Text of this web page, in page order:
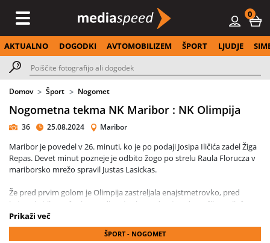
0
AKTUALNO DOGODKI AVTOMOBILIZEM ŠPORT LJUDJE
Domov Šport Nogomet
Nogometna tekma NK Maribor : NK Olimpija
36 25.08.2024 Maribor
Maribor je povedel v 26. minuti, ko je po podaji Josipa Iličića zadel Žiga
Repas. Devet minut pozneje je odbito žogo po strelu Raula Florucza v
mariborsko mrežo spravil Justas Lasickas.
Že pred prvim golom je Olimpija zastreljala enajstmetrovko, pred
katero je bilo srečanje zaradi metanja predmetov domačih navijačev
na zelenico prekinjeno za več kot 20 minut. Izkazal se je vratar Ažbe
Jug, ki je zaustavil strel Florucza.
Prikaži več
ŠPORT - NOGOMET